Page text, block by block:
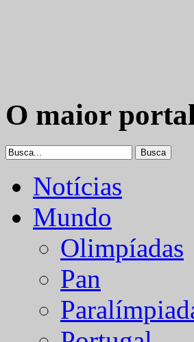
O maior
Notícias
Mundo
Olimpíadas
Pan